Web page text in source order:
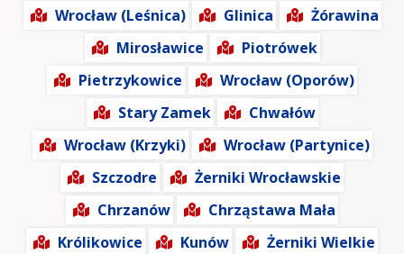
Wrocław (Leśnica) Glinica
Żórawina
Mirosławice
Piotrówek
Pietrzykowice
Wrocław (Oporów)
Stary Zamek
Chwałów
Wrocław (Krzyki)
Wrocław (Partynice)
Szczodre
Żerniki Wrocławskie
Chrzanów
Chrząstawa Mała
Królikowice
Kunów
Żerniki Wielkie